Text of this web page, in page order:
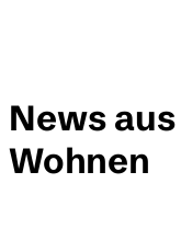
News
Wohnen